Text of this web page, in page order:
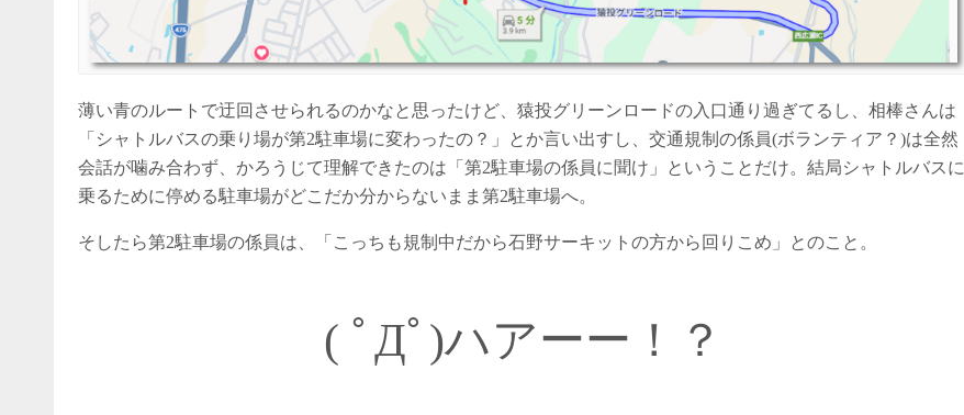
薄い青のルートで迂回させられるのかなと思ったけど、猿投グリーンロードの入口通り過ぎてるし、相棒さんは
「シャトルバスの乗り場が第2駐車場に変わったの？」とか言い出すし、交通規制の係員(ボランティア？)は全然
会話が噛み合わず、かろうじて理解できたのは「第2駐車場の係員に聞け」ということだけ。結局シャトルバスに
乗るために停める駐車場がどこだか分からないまま第2駐車場へ。
そしたら第2駐車場の係員は、「こっちも規制中だから石野サーキットの方から回りこめ」とのこと。
( ﾟДﾟ)ハアーー！？